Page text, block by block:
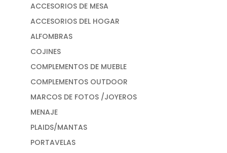
ACCESORIOS DE MESA
ACCESORIOS DEL HOGAR
ALFOMBRAS
COJINES
COMPLEMENTOS DE MUEBLE
COMPLEMENTOS OUTDOOR
MARCOS DE FOTOS /JOYEROS
MENAJE
PLAIDS/MANTAS
PORTAVELAS